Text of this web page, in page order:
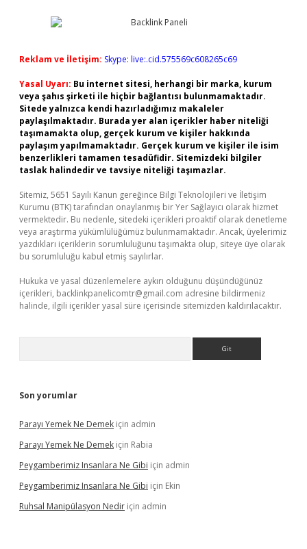
Reklam ve İletişim: Skype: live:.cid.575569c608265c69
Yasal Uyarı: Bu internet sitesi, herhangi bir marka, kurum
veya şahıs şirketi ile hiçbir bağlantısı bulunmamaktadır.
Sitede yalnızca kendi hazırladığımız makaleler
paylaşılmaktadır. Burada yer alan içerikler haber niteliği
taşımamakta olup, gerçek kurum ve kişiler hakkında
paylaşım yapılmamaktadır. Gerçek kurum ve kişiler ile isim
benzerlikleri tamamen tesadüfidir. Sitemizdeki bilgiler
taslak halindedir ve tavsiye niteliği taşımazlar.
Sitemiz, 5651 Sayılı Kanun gereğince Bilgi Teknolojileri ve İletişim
Kurumu (BTK) tarafından onaylanmış bir Yer Sağlayıcı olarak hizmet
vermektedir. Bu nedenle, sitedeki içerikleri proaktif olarak denetleme
veya araştırma yükümlülüğümüz bulunmamaktadır. Ancak, üyelerimiz
yazdıkları içeriklerin sorumluluğunu taşımakta olup, siteye üye olarak
bu sorumluluğu kabul etmiş sayılırlar.
Hukuka ve yasal düzenlemelere aykırı olduğunu düşündüğünüz
içerikleri, backlinkpanelicomtr@gmail.com adresine bildirmeniz
halinde, ilgili içerikler yasal süre içerisinde sitemizden kaldırılacaktır.
Son yorumlar
Parayı Yemek Ne Demek için admin
Parayı Yemek Ne Demek için Rabia
Peygamberimiz Insanlara Ne Gibi için admin
Peygamberimiz Insanlara Ne Gibi için Ekin
Ruhsal Manipülasyon Nedir için admin